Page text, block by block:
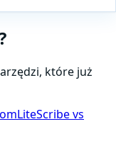
które już
LiteScribe vs